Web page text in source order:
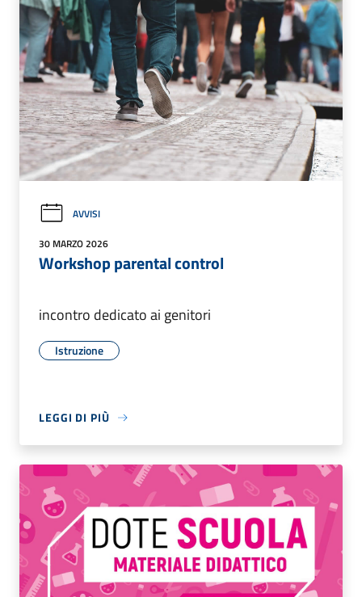
AVVISI
30 MARZO 2026
Workshop parental control
incontro dedicato ai genitori
Istruzione
LEGGI DI PIÙ